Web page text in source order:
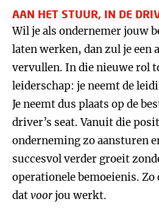
AAN HET STUUR, IN DE
Wil je als ondernemer jouw
laten werken, dan zul je een
vervullen. In die nieuwe rol
leiderschap: je neemt de
Je neemt dus plaats op de
driver’s seat. Vanuit die
onderneming zo aansturen
succesvol verder groeit
operationele bemoeienis. Zo
datvoorjou werkt.